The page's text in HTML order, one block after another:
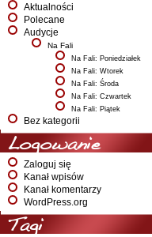
Aktualności
Polecane
Audycje
Na Fali
Na Fali: Poniedziałek
Na Fali: Wtorek
Na Fali: Środa
Na Fali: Czwartek
Na Fali: Piątek
Bez kategorii
Logowanie
Zaloguj się
Kanał wpisów
Kanał komentarzy
WordPress.org
Tagi